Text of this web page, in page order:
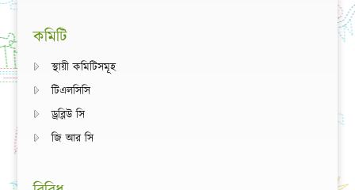
কমিটি
স্থায়ী কমিটিসমূহ
টিএলসিসি
ড্রব্লিউ সি
জি আর সি